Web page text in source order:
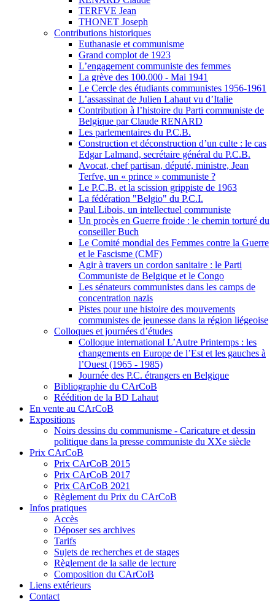
TERFVE Jean
THONET Joseph
Contributions historiques
Euthanasie et communisme
Grand complot de 1923
L’engagement communiste des femmes
La grève des 100.000 - Mai 1941
Le Cercle des étudiants communistes 1956-1961
L’assassinat de Julien Lahaut vu d’Italie
Contribution à l’histoire du Parti communiste de
Belgique par Claude RENARD
Les parlementaires du P.C.B.
Construction et déconstruction d’un culte : le cas
Edgar Lalmand, secrétaire général du P.C.B.
Avocat, chef partisan, député, ministre, Jean
Terfve, un « prince » communiste ?
Le P.C.B. et la scission grippiste de 1963
La fédération "Belgio" du P.C.I.
Paul Libois, un intellectuel communiste
Un procès en Guerre froide : le chemin torturé du
conseiller Buch
Le Comité mondial des Femmes contre la Guerre
et le Fascisme (CMF)
Agir à travers un cordon sanitaire : le Parti
Communiste de Belgique et le Congo
Les sénateurs communistes dans les camps de
concentration nazis
Pistes pour une histoire des mouvements
communistes de jeunesse dans la région liégeoise
Colloques et journées d’études
Colloque international L’Autre Printemps : les
changements en Europe de l’Est et les gauches à
l’Ouest (1965 - 1985)
Journée des P.C. étrangers en Belgique
Bibliographie du CArCoB
Réédition de la BD Lahaut
En vente au CArCoB
Expositions
Noirs dessins du communisme - Caricature et dessin
politique dans la presse communiste du XXe siècle
Prix CArCoB
Prix CArCoB 2015
Prix CArCoB 2017
Prix CArCoB 2021
Règlement du Prix du CArCoB
Infos pratiques
Accès
Déposer ses archives
Tarifs
Sujets de recherches et de stages
Règlement de la salle de lecture
Composition du CArCoB
Liens extérieurs
Contact